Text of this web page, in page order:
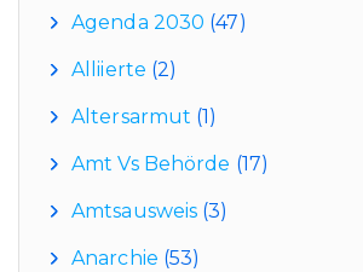
Agenda 2030 (47)
Alliierte (2)
Altersarmut (1)
Amt Vs Behörde (17)
Amtsausweis (3)
Anarchie (53)